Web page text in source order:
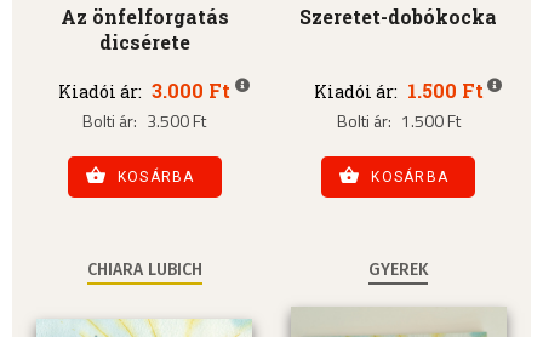
Az önfelforgatás
dicsérete
Kiadói ár: 3.000 Ft
Bolti ár: 3.500 Ft
KOSÁRBA
Szeretet-dobókocka
Kiadói ár: 1.500 Ft
Bolti ár: 1.500 Ft
KOSÁRBA
CHIARA LUBICH GYEREK